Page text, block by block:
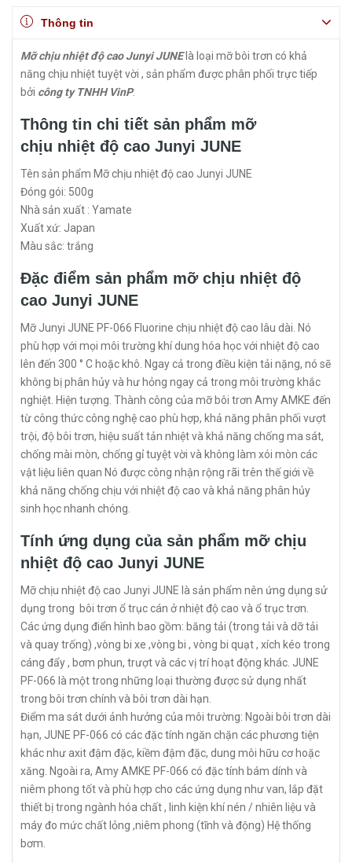
Thông tin
Mỡ chịu nhiệt độ cao Junyi JUNElà loại mỡ bôi trơn có khả
năng chịu nhiệt tuyệt vời , sản phẩm được phân phối trực tiếp
bởi công ty TNHH VinP.
Thông tin chi tiết sản phẩm mỡ
chịu nhiệt độ cao Junyi JUNE
Tên sản phẩm Mỡ chịu nhiệt độ cao Junyi JUNE
Đóng gói: 500g
Nhà sản xuất : Yamate
Xuất xứ: Japan
Màu sắc: trắng
Đặc điểm sản phẩm mỡ chịu nhiệt độ
cao Junyi JUNE
Mỡ Junyi JUNE PF-066 Fluorine chịu nhiệt độ cao lâu dài. Nó
phù hợp với mọi môi trường khí dung hóa học với nhiệt độ cao
lên đến 300 ° C hoặc khô. Ngay cả trong điều kiện tải nặng, nó sẽ
không bị phân hủy và hư hỏng ngay cả trong môi trường khắc
nghiệt. Hiện tượng. Thành công của mỡ bôi trơn Amy AMKE đến
từ công thức công nghệ cao phù hợp, khả năng phân phối vượt
trội, độ bôi trơn, hiệu suất tản nhiệt và khả năng chống ma sát,
chống mài mòn, chống gỉ tuyệt vời và không làm xói mòn các
vật liệu liên quan Nó được công nhận rộng rãi trên thế giới về
khả năng chống chịu với nhiệt độ cao và khả năng phân hủy
sinh học nhanh chóng.
Tính ứng dụng của sản phẩm mỡ chịu
nhiệt độ cao Junyi JUNE
Mỡ chịu nhiệt độ cao Junyi JUNE là sản phẩm nên ứng dụng sử
dụng trong bôi trơn ổ trục cán ở nhiệt độ cao và ổ trục trơn.
Các ứng dụng điển hình bao gồm: băng tải (trong tải và dỡ tải
và quay trống) ,vòng bi xe ,vòng bi , vòng bi quạt , xích kéo trong
cáng đẩy , bơm phun, trượt và các vị trí hoạt động khác. JUNE
PF-066 là một trong những loại thường được sử dụng nhất
trong bôi trơn chính và bôi trơn dài hạn.
Điểm ma sát dưới ảnh hưởng của môi trường: Ngoài bôi trơn dài
hạn, JUNE PF-066 có các đặc tính ngăn chặn các phương tiện
khác như axit đậm đặc, kiềm đậm đặc, dung môi hữu cơ hoặc
xăng. Ngoài ra, Amy AMKE PF-066 có đặc tính bám dính và
niêm phong tốt và phù hợp cho các ứng dụng như van, lắp đặt
thiết bị trong ngành hóa chất , linh kiện khí nén / nhiên liệu và
máy đo mức chất lỏng ,niêm phong (tĩnh và động) Hệ thống
bơm.